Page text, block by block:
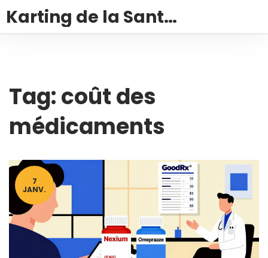
Karting de la Santé – Montalivet
Tag: coût des
médicaments
7
JANV.